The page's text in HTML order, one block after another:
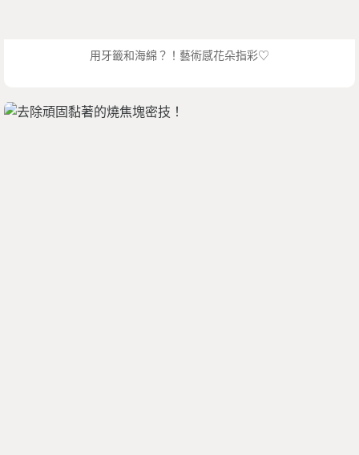
用牙籤和海綿？！藝術感花朵指彩♡